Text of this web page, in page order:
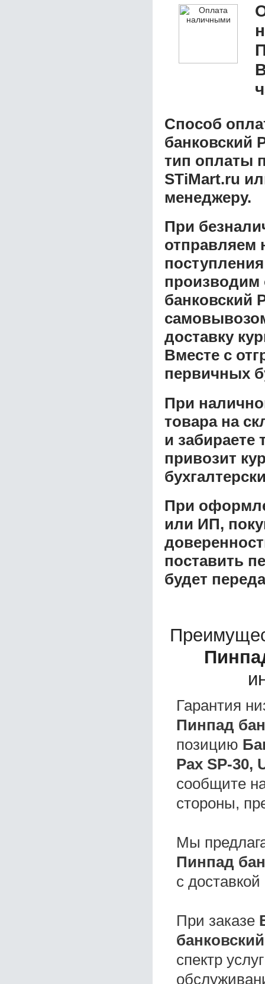
Способ
банковский
тип оплаты
STiMart.ru
менеджеру.
При
отправляем
производим
банковский
доставку
Вместе с
первичных
При
товара на
и забираете
привозит
При
или ИП,
поставить
будет
Гарантия
Пинпад
позицию
Pax SP-30,
сообщите
стороны,
Мы
Пинпад
с
При заказе
спектр